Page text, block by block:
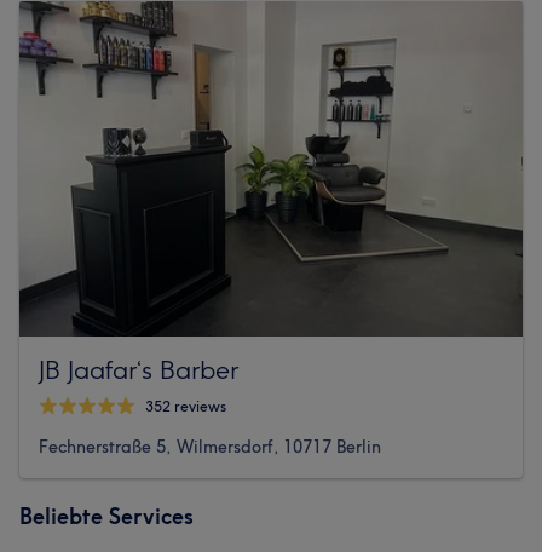
JB Jaafar‘s Barber
352 reviews
Fechnerstraße 5, Wilmersdorf, 10717 Berlin
Beliebte Services